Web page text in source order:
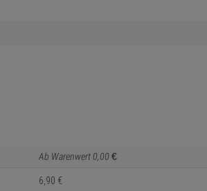
Ab Warenwert 0, 00 €
6, 90 €